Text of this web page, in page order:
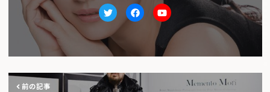
TwitterfacebookYoutube
前の記事